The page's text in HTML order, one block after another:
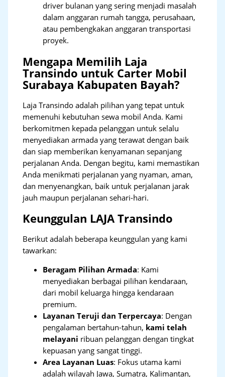
driver bulanan yang sering menjadi masalah
dalam anggaran rumah tangga, perusahaan,
atau pembengkakan anggaran transportasi
proyek.
Mengapa Memilih Laja
Transindo untuk Carter Mobil
Surabaya Kabupaten Bayah?
Laja Transindo adalah pilihan yang tepat untuk
memenuhi kebutuhan sewa mobil Anda. Kami
berkomitmen kepada pelanggan untuk selalu
menyediakan armada yang terawat dengan baik
dan siap memberikan kenyamanan sepanjang
perjalanan Anda. Dengan begitu, kami memastikan
Anda menikmati perjalanan yang nyaman, aman,
dan menyenangkan, baik untuk perjalanan jarak
jauh maupun perjalanan sehari-hari.
Keunggulan LAJA Transindo
Berikut adalah beberapa keunggulan yang kami
tawarkan:
Beragam Pilihan Armada: Kami
menyediakan berbagai pilihan kendaraan,
dari mobil keluarga hingga kendaraan
premium.
Layanan Teruji dan Terpercaya: Dengan
pengalaman bertahun-tahun, kami telah
melayani ribuan pelanggan dengan tingkat
kepuasan yang sangat tinggi.
Area Layanan Luas: Fokus utama kami
adalah wilayah Jawa, Sumatra, Kalimantan,